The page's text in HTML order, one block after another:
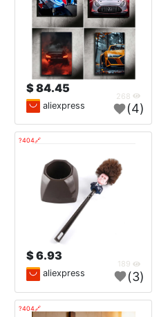
84.45 $
aliexpress (4)
🔗404?
6.93 $
aliexpress (3)
🔗404?